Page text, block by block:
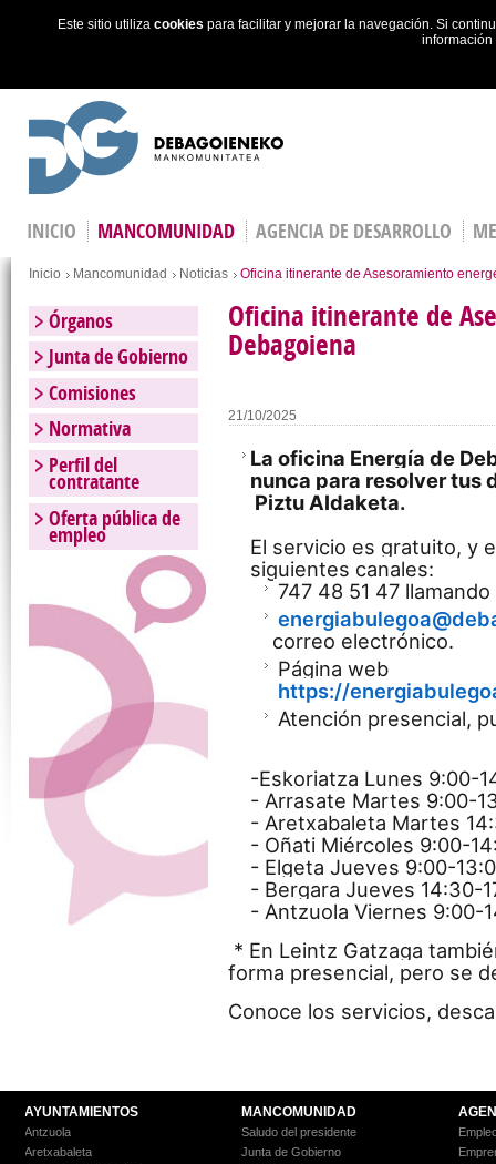
Este sitio utiliza cookies para facilitar y mejorar la navegación. Si
INICIO MANCOMUNIDAD AGENCIA DE DESARROLLO
Estás en
Inicio Mancomunidad Noticias Oficina itinerante de Asesoramiento
Oficina itinerante de
Debagoiena
21/10/2025
La oficina Energía de
nunca para resolver tus
Piztu Aldaketa.
El servicio es gratuito, y
siguientes canales:
747 48 51 47
correo electrónico.
Página web
https://
Atención presencial,
-Eskoriatza Lunes 9:00-
- Arrasate Martes 9:00-
- Aretxabaleta Martes
- Oñati Miércoles 9:00-
- Elgeta Jueves 9:00-
- Bergara Jueves 14:30-
- Antzuola Viernes 9:00-
* En Leintz Gatzaga
forma presencial, pero se
Conoce los servicios,
Órganos
Junta de Gobierno
Comisiones
Normativa
Perfil del
contratante
Oferta pública de
empleo
AYUNTAMIENTOS
Antzuola
Aretxabaleta
MANCOMUNIDAD
Saludo del presidente
Junta de Gobierno